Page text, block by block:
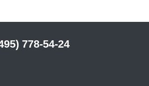
778-54-24